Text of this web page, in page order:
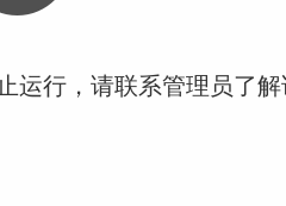
运行，请联系管理员了